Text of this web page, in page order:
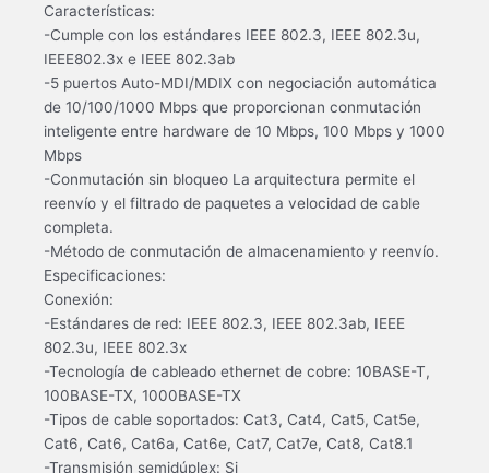
Características:
-Cumple con los estándares IEEE 802.3, IEEE 802.3u,
IEEE802.3x e IEEE 802.3ab
-5 puertos Auto-MDI/MDIX con negociación automática
de 10/100/1000 Mbps que proporcionan conmutación
inteligente entre hardware de 10 Mbps, 100 Mbps y 1000
Mbps
-Conmutación sin bloqueo La arquitectura permite el
reenvío y el filtrado de paquetes a velocidad de cable
completa.
-Método de conmutación de almacenamiento y reenvío.
Especificaciones:
Conexión:
-Estándares de red: IEEE 802.3, IEEE 802.3ab, IEEE
802.3u, IEEE 802.3x
-Tecnología de cableado ethernet de cobre: 10BASE-T,
100BASE-TX, 1000BASE-TX
-Tipos de cable soportados: Cat3, Cat4, Cat5, Cat5e,
Cat6, Cat6, Cat6a, Cat6e, Cat7, Cat7e, Cat8, Cat8.1
-Transmisión semidúplex: Si